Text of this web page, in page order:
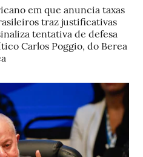
em que anuncia taxas
traz justificativas
tentativa de defesa
Carlos Poggio, do Berea